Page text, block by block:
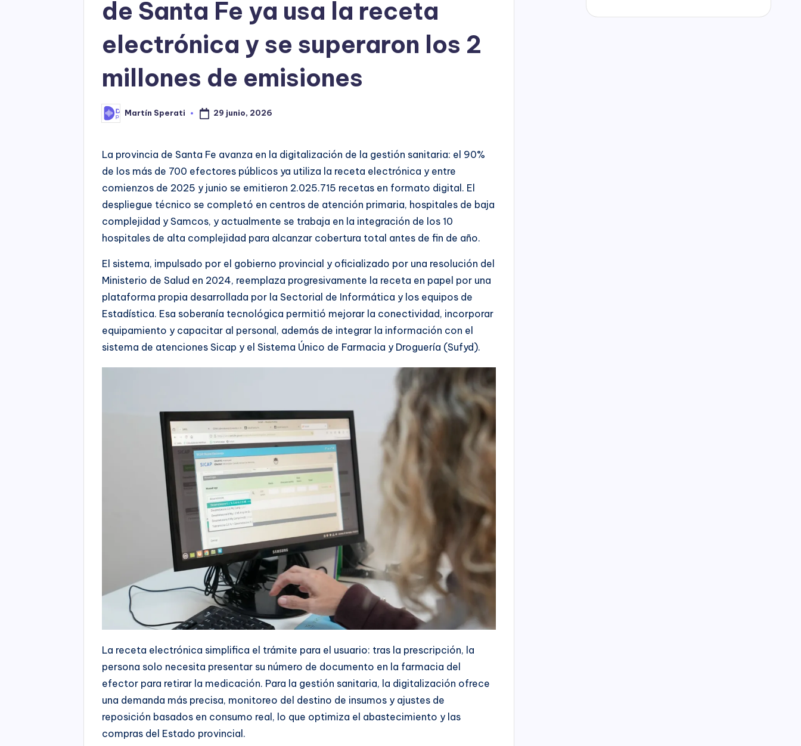
de Santa Fe ya usa la receta
electrónica y se superaron los 2
millones de emisiones
Posted
by
Martín Sperati 29 junio, 2026
La provincia de Santa Fe avanza en la digitalización de la gestión sanitaria: el 90%
de los más de 700 efectores públicos ya utiliza la receta electrónica y entre
comienzos de 2025 y junio se emitieron 2.025.715 recetas en formato digital. El
despliegue técnico se completó en centros de atención primaria, hospitales de baja
complejidad y Samcos, y actualmente se trabaja en la integración de los 10
hospitales de alta complejidad para alcanzar cobertura total antes de fin de año.
El sistema, impulsado por el gobierno provincial y oficializado por una resolución del
Ministerio de Salud en 2024, reemplaza progresivamente la receta en papel por una
plataforma propia desarrollada por la Sectorial de Informática y los equipos de
Estadística. Esa soberanía tecnológica permitió mejorar la conectividad, incorporar
equipamiento y capacitar al personal, además de integrar la información con el
sistema de atenciones Sicap y el Sistema Único de Farmacia y Droguería (Sufyd).
La receta electrónica simplifica el trámite para el usuario: tras la prescripción, la
persona solo necesita presentar su número de documento en la farmacia del
efector para retirar la medicación. Para la gestión sanitaria, la digitalización ofrece
una demanda más precisa, monitoreo del destino de insumos y ajustes de
reposición basados en consumo real, lo que optimiza el abastecimiento y las
compras del Estado provincial.